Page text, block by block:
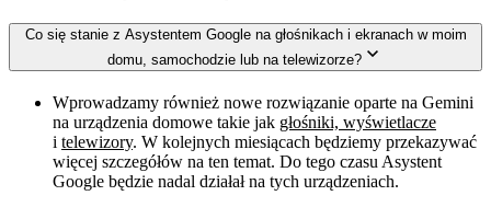
Co się stanie z Asystentem Google na głośnikach i ekranach w moim
domu, samochodzie lub na telewizorze?
Wprowadzamy również nowe rozwiązanie oparte na Gemini
na urządzenia domowe takie jak głośniki, wyświetlacze
i telewizory. W kolejnych miesiącach będziemy przekazywać
więcej szczegółów na ten temat. Do tego czasu Asystent
Google będzie nadal działał na tych urządzeniach.